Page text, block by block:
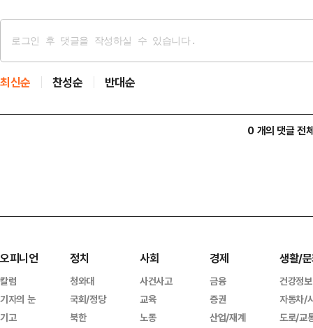
최신순 찬성순 반대순
0 개의 댓글 전
오피니언
칼럼
기자의 눈
기고
정치
청와대
국회/정당
북한
사회
사건사고
교육
노동
경제
금융
증권
산업/재계
생활/
건강정보
자동차/
도로/교